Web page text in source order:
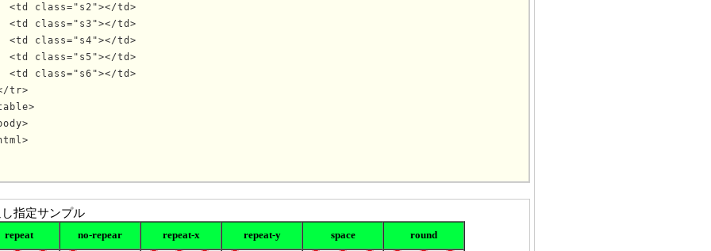
<td class="s2"></td>
<td class="s3"></td>
<td class="s4"></td>
<td class="s5"></td>
<td class="s6"></td>
tr>